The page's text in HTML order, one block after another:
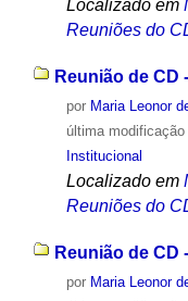
Localizado em
Reuniões do
Reunião de CD
por Maria Leonor
última modificação
Institucional
Localizado em
Reuniões do
Reunião de CD
por Maria Leonor